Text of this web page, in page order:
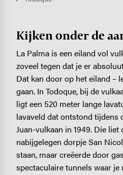
Kijken onder de
La Palma is een eiland vol
zoveel tegen dat je er
Dat kan door op het eiland –
gaan. In Todoque, bij de
ligt een 520 meter lange
lavaveld dat ontstond tijdens
Juan-vulkaan in 1949. Die liet
nabijgelegen dorpje San
staan, maar creëerde door
spectaculaire tunnels waar